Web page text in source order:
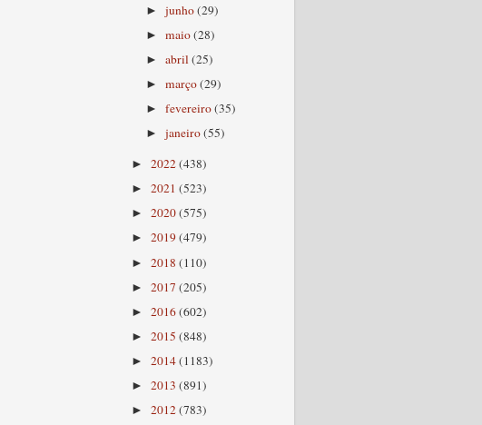
►junho(29)
►maio(28)
►abril(25)
►março(29)
►fevereiro(35)
►janeiro(55)
► 2022(438)
► 2021 (523)
► 2020(575)
► 2019(479)
► 2018 (110)
► 2017 (205)
► 2016(602)
► 2015 (848)
► 2014(1183)
► 2013 (891)
► 2012(783)